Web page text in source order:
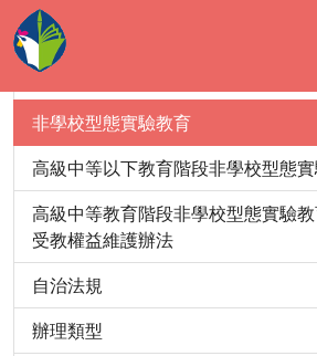
實驗教育-教育部國民及學前教育署
國教署-實驗教育
非學校型態實驗教育
高級中等以下教育階段非學校型態
高級中等教育階段非學校型態實驗
受教權益維護辦法
自治法規
辦理類型